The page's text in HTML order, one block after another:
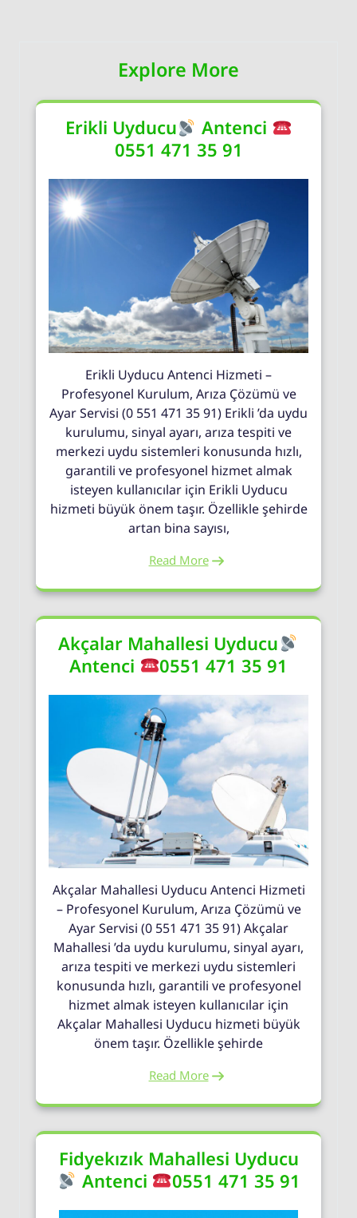
Explore More
Erikli Uyducu
Antenci
0551 471 35 91
Erikli Uyducu Antenci Hizmeti –
Profesyonel Kurulum, Arıza Çözümü ve
Ayar Servisi (0 551 471 35 91) Erikli ’da uydu
kurulumu, sinyal ayarı, arıza tespiti ve
merkezi uydu sistemleri konusunda hızlı,
garantili ve profesyonel hizmet almak
isteyen kullanıcılar için Erikli Uyducu
hizmeti büyük önem taşır. Özellikle şehirde
artan bina sayısı,
Read More
Akçalar Mahallesi Uyducu
Antenci
0551 471 35 91
Akçalar Mahallesi Uyducu Antenci Hizmeti
– Profesyonel Kurulum, Arıza Çözümü ve
Ayar Servisi (0 551 471 35 91) Akçalar
Mahallesi ’da uydu kurulumu, sinyal ayarı,
arıza tespiti ve merkezi uydu sistemleri
konusunda hızlı, garantili ve profesyonel
hizmet almak isteyen kullanıcılar için
Akçalar Mahallesi Uyducu hizmeti büyük
önem taşır. Özellikle şehirde
Read More
Fidyekızık Mahallesi Uyducu
Antenci
0551 471 35 91